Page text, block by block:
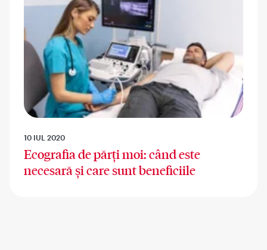
10 IUL 2020
Ecografia de părți moi: când este
necesară și care sunt beneficiile